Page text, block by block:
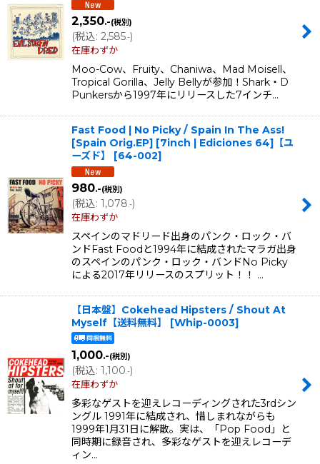
2,350.-(税別)
(税込: 2,585.-)
在庫わずか
Moo-Cow、Fruity、Chaniwa、Mad Moisell、
Tropical Gorilla、Jelly Bellyが参加！Shark・D
Punkersから1997年にリリースした7インチ…
Fast Food | No Picky / Spain In The Ass!
[Spain Orig.EP] [7inch | Ediciones 64]【ユ
ーズド】
[64-002]
980.-(税別)
(税込: 1,078 .-)
在庫わずか
スペインのマドリード出身のパンク・ロック・バ
ンドFast Foodと1994年に結成されたマラガ出身
のスペインのパンク・ロック・バンドNo Picky
による2017年リリースのスプリット！！ …
【日本盤】Cokehead Hipsters / Shout At
Myself【送料無料】
[Whip-0003]
1,000.-(税別)
(税込: 1,100.-)
在庫わずか
多彩なゲストを迎えレコーディングされた3rdシン
ングル 1991年に結成され、惜しまれながらも
1999年1月31日に解散。実は、「Pop Food」と
同時期に録音され、多彩なゲストを迎えレコーデ
ィン…